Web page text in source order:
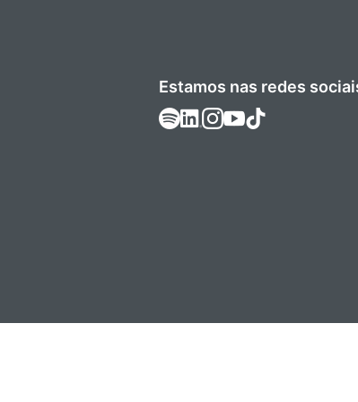
Estamos nas redes